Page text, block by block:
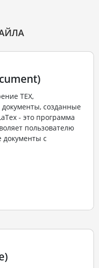
TEX,
созданные
- это программа
пользователю
документы с